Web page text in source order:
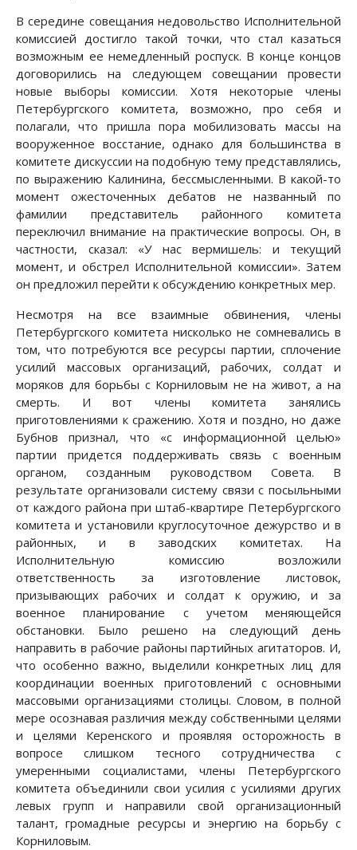
В середине совещания недовольство Исполнительной
комиссией достигло такой точки, что стал казаться
возможным ее немедленный роспуск. В конце концов
договорились на следующем совещании провести
новые выборы комиссии. Хотя некоторые члены
Петербургского комитета, возможно, про себя и
полагали, что пришла пора мобилизовать массы на
вооруженное восстание, однако для большинства в
комитете дискуссии на подобную тему представлялись,
по выражению Калинина, бессмысленными. В какой-то
момент ожесточенных дебатов не названный по
фамилии представитель районного комитета
переключил внимание на практические вопросы. Он, в
частности, сказал: «У нас вермишель: и текущий
момент, и обстрел Исполнительной комиссии». Затем
он предложил перейти к обсуждению конкретных мер.
Несмотря на все взаимные обвинения, члены
Петербургского комитета нисколько не сомневались в
том, что потребуются все ресурсы партии, сплочение
усилий массовых организаций, рабочих, солдат и
моряков для борьбы с Корниловым не на живот, а на
смерть. И вот члены комитета занялись
приготовлениями к сражению. Хотя и поздно, но даже
Бубнов признал, что «с информационной целью»
партии придется поддерживать связь с военным
органом, созданным руководством Совета. В
результате организовали систему связи с посыльными
от каждого района при штаб-квартире Петербургского
комитета и установили круглосуточное дежурство и в
районных, и в заводских комитетах. На
Исполнительную комиссию возложили
ответственность за изготовление листовок,
призывающих рабочих и солдат к оружию, и за
военное планирование с учетом меняющейся
обстановки. Было решено на следующий день
направить в рабочие районы партийных агитаторов. И,
что особенно важно, выделили конкретных лиц для
координации военных приготовлений с основными
массовыми организациями столицы. Словом, в полной
мере осознавая различия между собственными целями
и целями Керенского и проявляя осторожность в
вопросе слишком тесного сотрудничества с
умеренными социалистами, члены Петербургского
комитета объединили свои усилия с усилиями других
левых групп и направили свой организационный
талант, громадные ресурсы и энергию на борьбу с
Корниловым.